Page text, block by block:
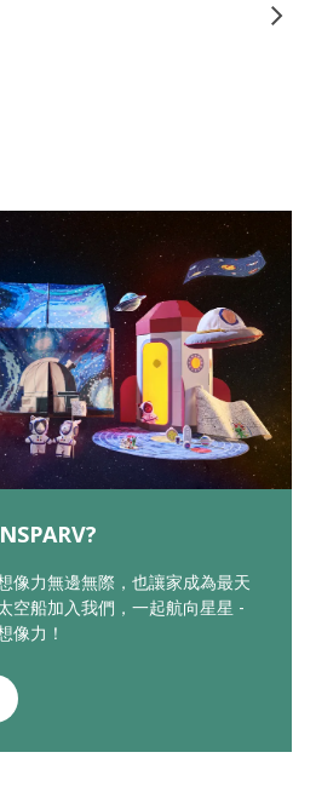
像力無邊無際，也讓家成為最天
空船加入我們，一起航向星星 -
像力！